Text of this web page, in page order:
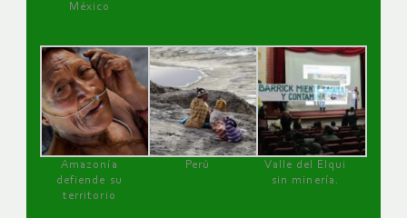
México
Amazonía
defiende su
territorio
Perú
Valle del Elqui
sin minería.